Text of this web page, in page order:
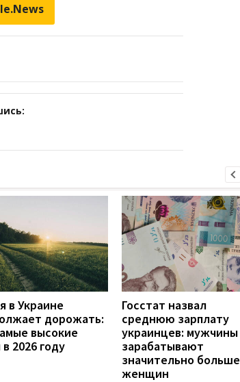
в Украине
дорожать:
высокие
2026 году
Госстат назвал
среднюю зарплату
украинцев: мужчины
зарабатывают
значительно больше
женщин